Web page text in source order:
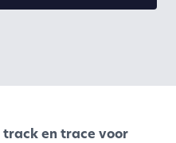
en trace voor